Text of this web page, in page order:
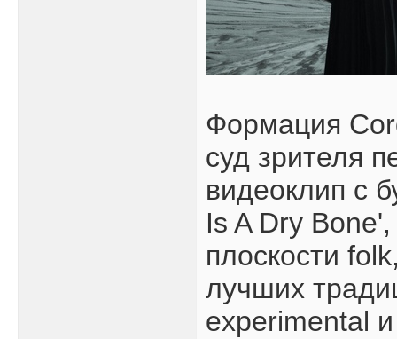
Формация
суд зрителя
видеоклип с
Is A Dry
плоскости
лучших
experimental